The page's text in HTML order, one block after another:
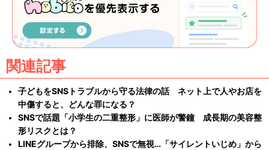
関連記事
子どもをSNSトラブルから守る法律の話 ネット上で人やお店を
中傷すると、どんな罪になる？
SNSで話題「小学生の二重整形」に医師が警鐘 成長期の美容整
形リスクとは？
LINEグループから排除、SNSで無視…「サイレントいじめ」から